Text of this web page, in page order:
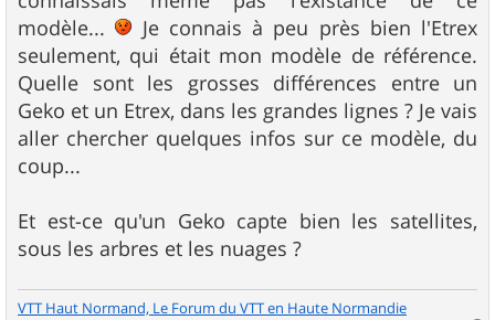
a
g
e
modèle...
Je connais à peu près bien l'Etrex
seulement, qui était mon modèle de référence.
Quelle sont les grosses différences entre un
Geko et un Etrex, dans les grandes lignes ? Je vais
aller chercher quelques infos sur ce modèle, du
coup...
Et est-ce qu'un Geko capte bien les satellites,
sous les arbres et les nuages ?
VTT Haut Normand, Le Forum du VTT en Haute Normandie